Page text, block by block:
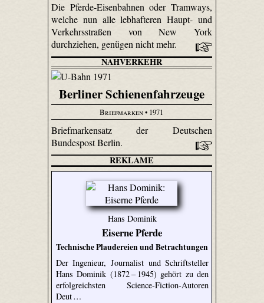
Die Pferde-Eisenbahnen oder Tramways,
welche nun alle lebhafteren Haupt- und
Verkehrsstraßen von New York
durchziehen, genügen nicht mehr.
NAHVERKEHR
Berliner Schienenfahrzeuge
Briefmarken• 1971
Briefmarkensatz der Deutschen
Bundespost Berlin.
REKLAME
Hans Dominik
Eiserne Pferde
Technische Plaudereien und Betrachtungen
Der Ingenieur, Journalist und Schriftsteller
Hans Dominik (1872 – 1945) gehört zu den
erfolgreichsten Science-Fiction-Autoren
Deut …